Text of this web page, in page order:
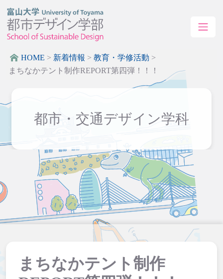
HOME > 新着情報 > 教育・学修活動 >
まちなかテント制作REPORT第四弾！！！
都市・交通デザイン学科
まちなかテント制作